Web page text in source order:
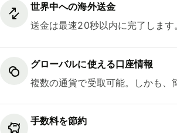
世界中への海外送金
送金は最速20秒以内に完了します
グローバルに使える口座情報
複数の通貨で受取可能。しかも、
手数料を節約